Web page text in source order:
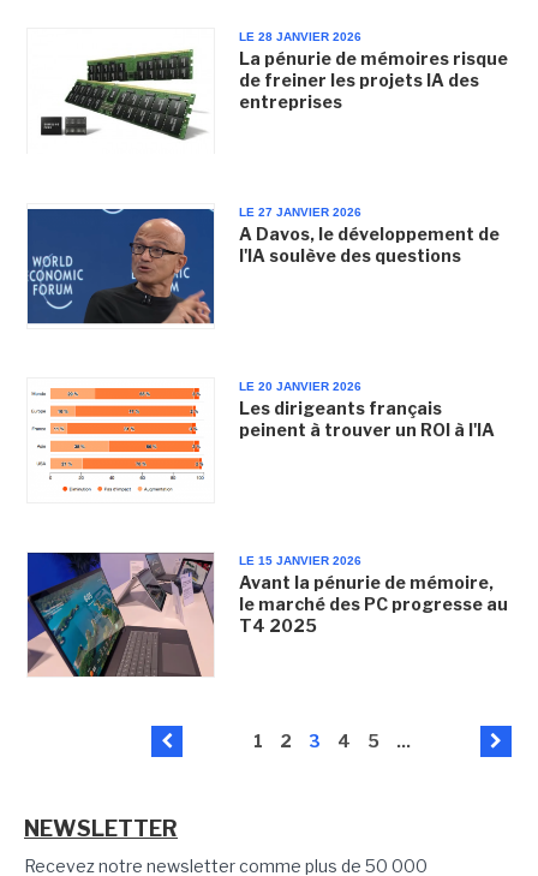
LE 28 JANVIER 2026
La pénurie de mémoires risque
de freiner les projets IA des
entreprises
LE 27 JANVIER 2026
A Davos, le développement de
l'IA soulève des questions
LE 20 JANVIER 2026
Les dirigeants français
peinent à trouver un ROI à l'IA
LE 15 JANVIER 2026
Avant la pénurie de mémoire,
le marché des PC progresse au
T4 2025
1 2 3 4 5 ...
NEWSLETTER
Recevez notre newsletter comme plus de 50 000